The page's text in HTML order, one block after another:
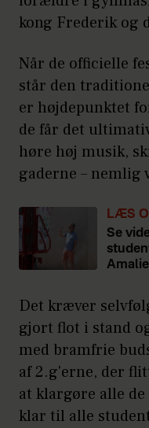
kong Frederik og
Når de officielle
står den
er højdepunktet
de får det
høre høj musik,
gaderne – nemlig
LÆS
Se
Det kræver
gjort flot i stand
med bramfrie
af 2.g'erne, der
at klargøre alle de
klar til alle